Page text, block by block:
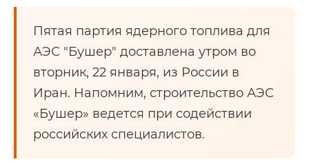
Пятая партия ядерного топлива для
АЭС "Бушер" доставлена утром во
вторник, 22 января, из России в
Иран. Напомним, строительство АЭС
«Бушер» ведется при содействии
российских специалистов.